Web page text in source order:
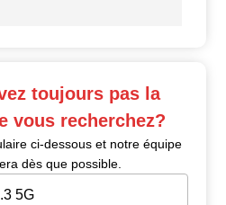
toujours pas la
vous recherchez?
ci-dessous et notre équipe
dès que possible.